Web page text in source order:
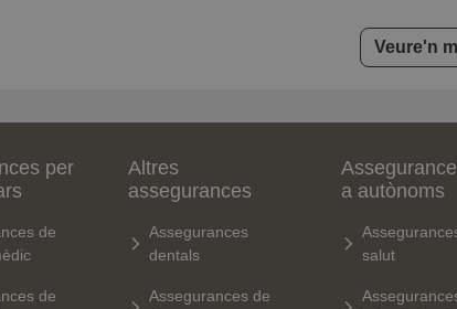
Veure'n
per
de
de
Altres
assegurances
Assegurances
dentals
Assegurances de
a autònoms
salut